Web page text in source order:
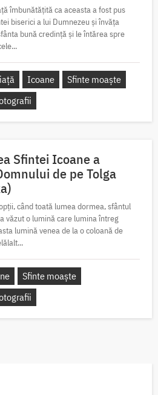
îmbunătățită ca aceasta a fost pus
biserici a lui Dumnezeu și învăța
bună credință și le întărea spre
Icoane
Sfinte moaște
Sfintei Icoane a
de pe Tolga
când toată lumea dormea, sfântul
văzut o lumină care lumina întreg
lumină venea de la o coloană de
Sfinte moaște